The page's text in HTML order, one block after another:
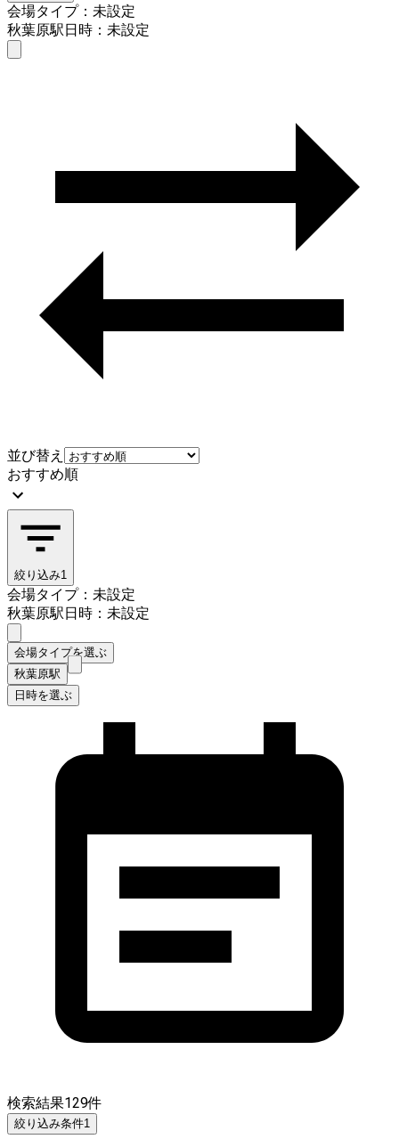
会場タイプ：未設定
秋葉原駅日時：未設定
並び替え
おすすめ順
絞り込み1
会場タイプ：未設定
秋葉原駅日時：未設定
会場タイプを選ぶ
秋葉原駅
日時を選ぶ
検索結果129件
絞り込み条件1